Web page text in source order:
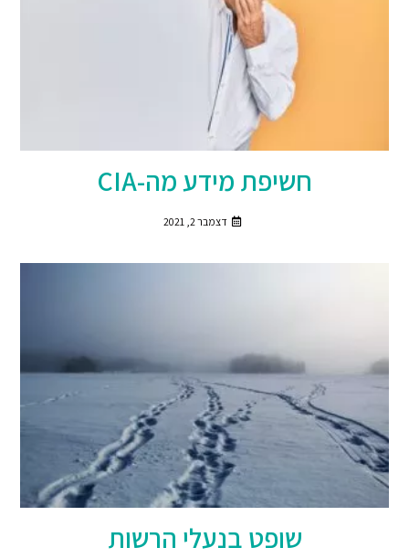
חשיפת מידע מה-CIA
דצמבר 2, 2021
שופט בנעלי הרשות